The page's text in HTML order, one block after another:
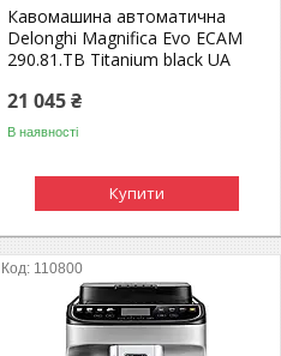
Кавомашина автоматична
Delonghi Magnifica Evo ECAM
290.81.TB Titanium black UA
21 045 ₴
В наявності
Купити
110800